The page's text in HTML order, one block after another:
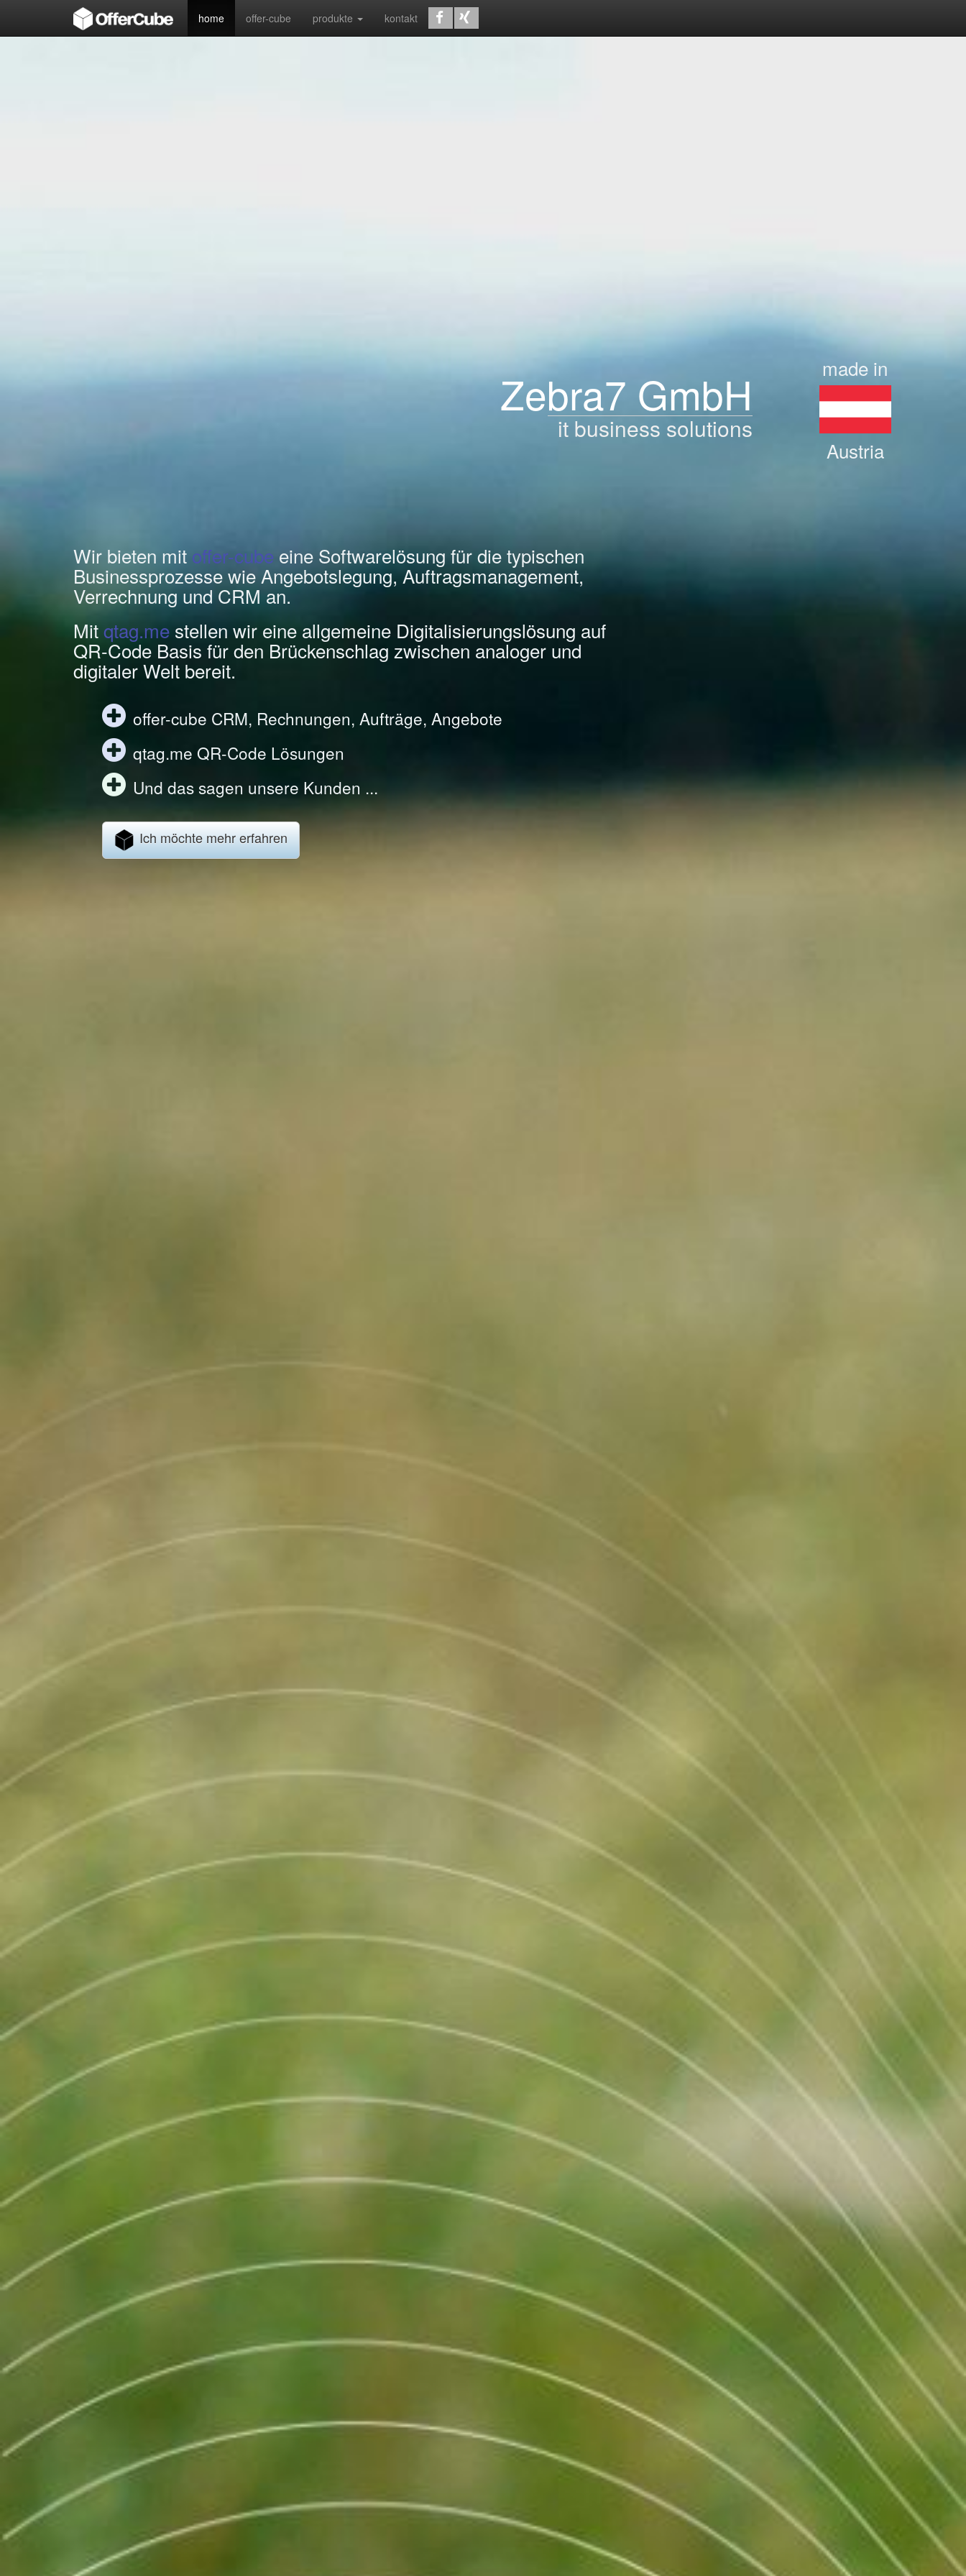
home offer-cube produkte kontakt
Zebra7 GmbH
it business solutions
made in
Austria
Wir bieten mit offer-cube eine Softwarelösung für die typischen
Businessprozesse wie Angebotslegung, Auftragsmanagement,
Verrechnung und CRM an.
Mitqtag.me stellen wir eine allgemeine Digitalisierungslösung auf
QR-Code Basis für den Brückenschlag zwischen analoger und
digitaler Welt bereit.
offer-cube CRM, Rechnungen, Aufträge, Angebote
qtag.me QR-Code Lösungen
Und das sagen unsere Kunden ...
Ich möchte mehr erfahren